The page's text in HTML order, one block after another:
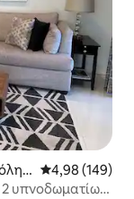
Μέση
4,98 (149)
υπνοδωματίων